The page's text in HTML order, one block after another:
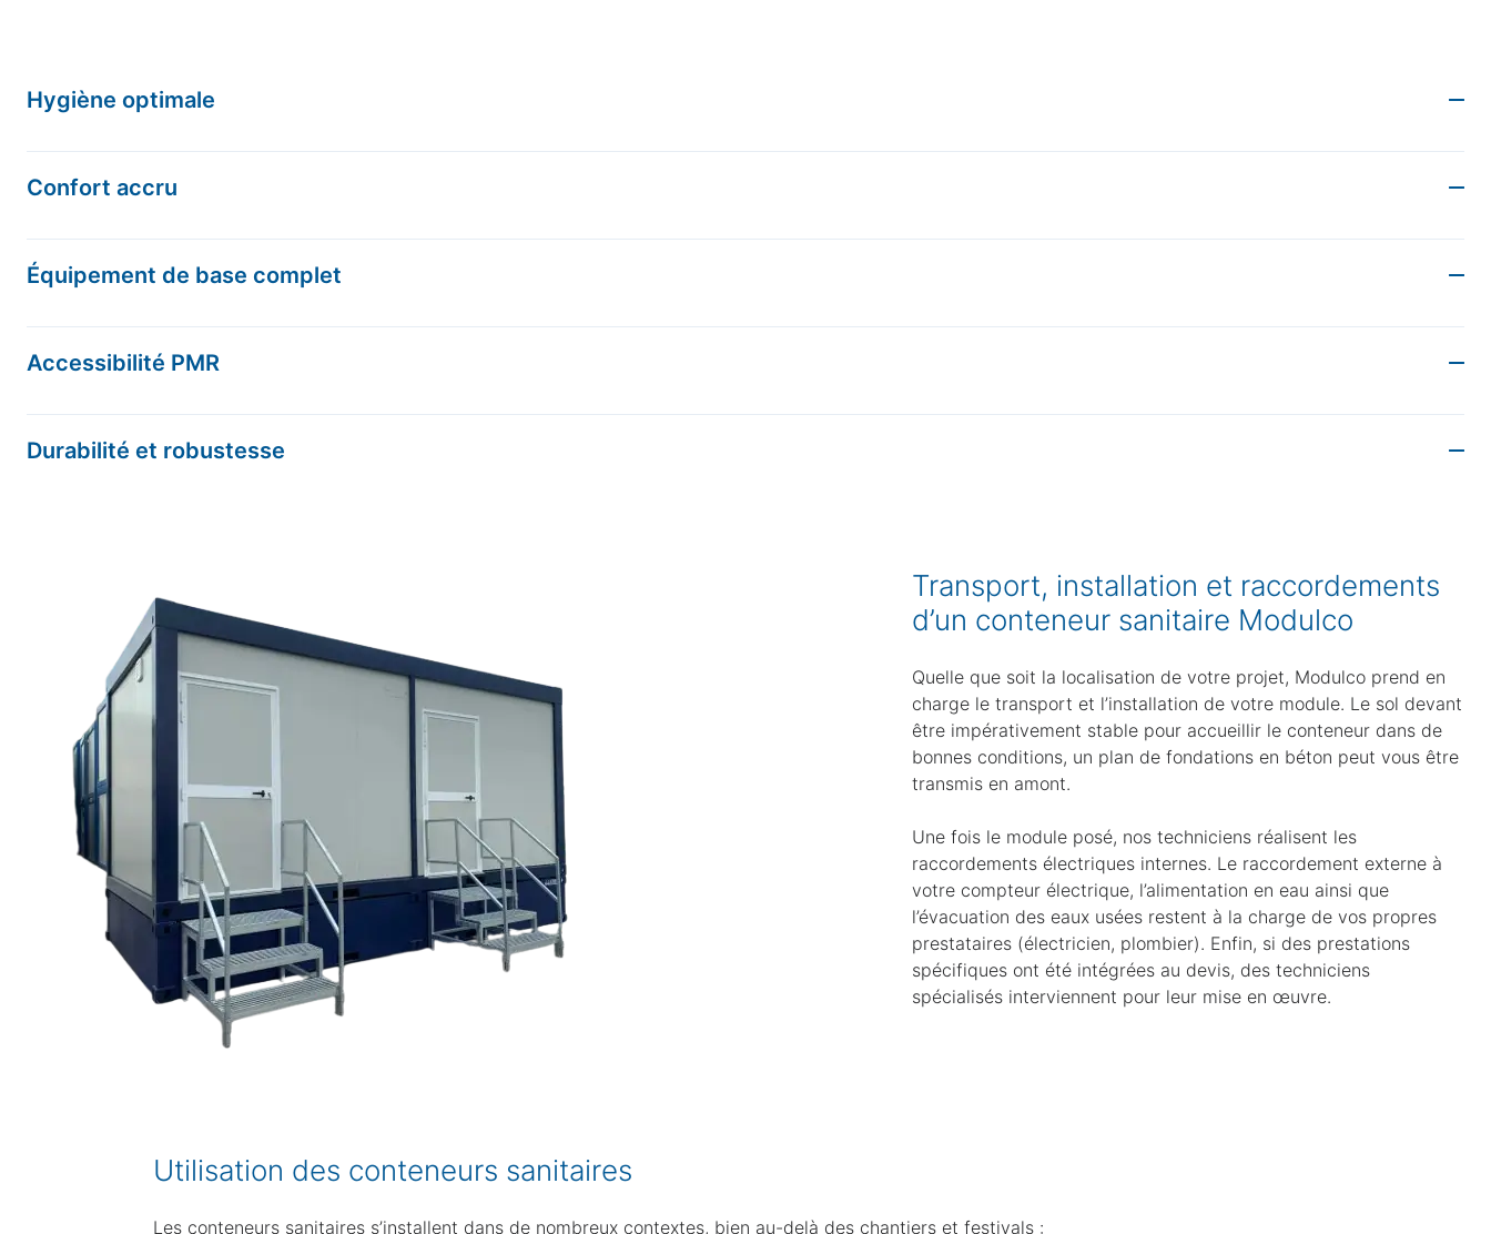
Hygiène optimale
Confort accru
boilers électriques pour l’eau chaude.
Équipement de base complet
Accessibilité PMR
Durabilité et robustesse
portes et espaces de manœuvre adaptés. Les équipements sont également conçus en conséquence : barres de maintien, lavabos positionnés à la bonne hauteur, toilettes
adaptées et alarmes intégrées.
Transport, installation et raccordements
d’un conteneur sanitaire Modulco
Quelle que soit la localisation de votre projet, Modulco prend en
charge le transport et l’installation de votre module. Le sol devant
être impérativement stable pour accueillir le conteneur dans de
bonnes conditions, un plan de fondations en béton peut vous être
transmis en amont.
Une fois le module posé, nos techniciens réalisent les
raccordements électriques internes. Le raccordement externe à
votre compteur électrique, l’alimentation en eau ainsi que
l’évacuation des eaux usées restent à la charge de vos propres
prestataires (électricien, plombier). Enfin, si des prestations
spécifiques ont été intégrées au devis, des techniciens
spécialisés interviennent pour leur mise en œuvre.
Utilisation des conteneurs sanitaires
Les conteneurs sanitaires s’installent dans de nombreux contextes, bien au-delà des chantiers et festivals :